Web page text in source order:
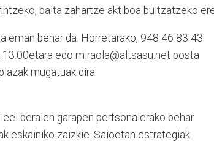
baita zahartze aktiboa bultzatzeko
eman behar da. Horretarako, 948 46 83 43
edo miraola@altsasu.net posta
mugatuak dira.
beraien garapen pertsonalerako behar
eskainiko zaizkie. Saioetan estrategiak